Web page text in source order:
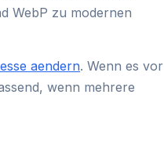
WebP zu modernen
aendern. Wenn es vor
wenn mehrere